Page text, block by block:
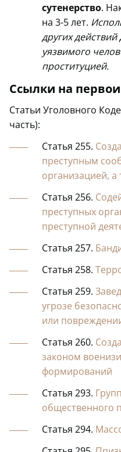
сутенерство.
на 3-5 лет.
других
уязвимого
проституцией.
Ссылки на
Статьи Уголовного
часть):
Статья 255.
преступным
организацией, а
Статья 256.
преступных
преступной
Статья 257.
Статья 258.
Статья 259.
угрозе
или
Статья 260.
законом
формирований
Статья 293.
общественного
Статья 294.